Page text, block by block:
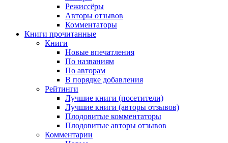
Режиссёры
Авторы отзывов
Комментаторы
Книги прочитанные
Книги
Новые впечатления
По названиям
По авторам
В порядке добавления
Рейтинги
Лучшие книги (посетители)
Лучшие книги (авторы отзывов)
Плодовитые комментаторы
Плодовитые авторы отзывов
Комментарии